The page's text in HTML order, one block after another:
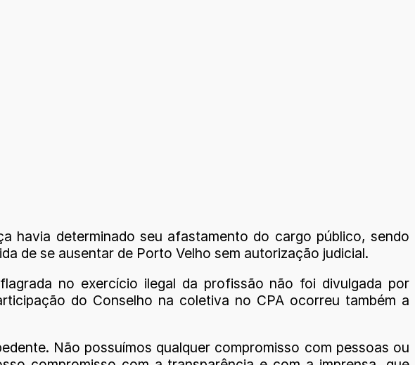
havia determinado seu afastamento do cargo público, sendo
de se ausentar de Porto Velho sem autorização judicial.
no exercício ilegal da profissão não foi divulgada por
do Conselho na coletiva no CPA ocorreu também a
Não possuímos qualquer compromisso com pessoas ou